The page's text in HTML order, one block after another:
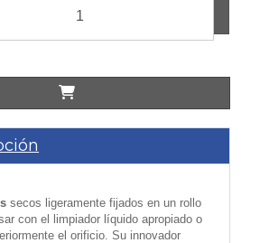
secos ligeramente fijados en un rollo
con el limpiador líquido apropiado o
el orificio.Su innovador